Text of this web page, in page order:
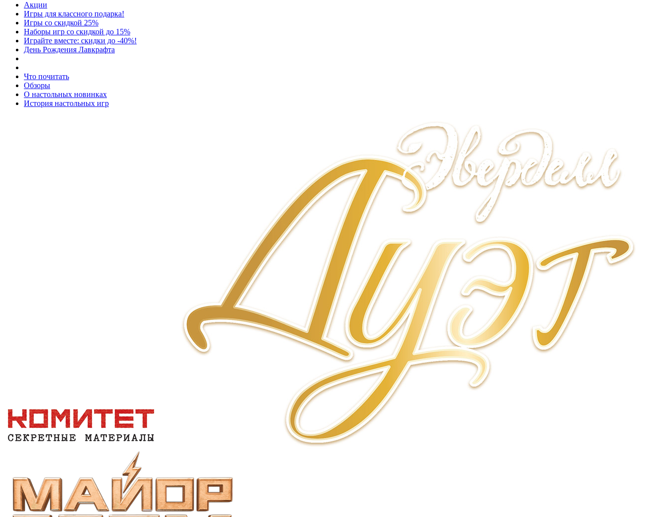
Акции
Игры для классного подарка!
Игры со скидкой 25%
Наборы игр со скидкой до 15%
Играйте вместе: скидки до -40%!
День Рождения Лавкрафта
Что почитать
Обзоры
О настольных новинках
История настольных игр